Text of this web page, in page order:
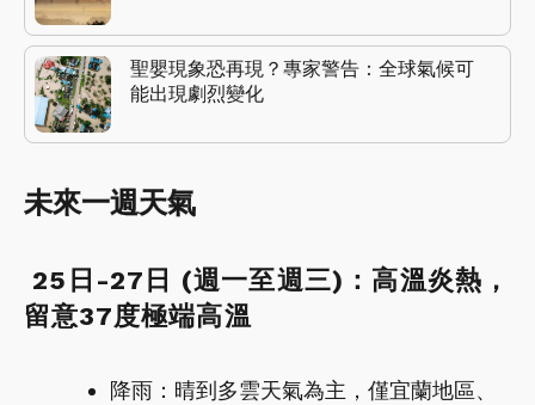
聖嬰現象恐再現？專家警告：全球氣候可
能出現劇烈變化
未來一週天氣
25日-27日 (週一至週三)：高溫炎熱，
留意37度極端高溫
降雨：晴到多雲天氣為主，僅宜蘭地區、